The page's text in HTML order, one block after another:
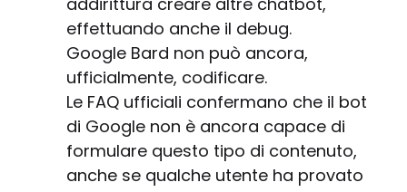
effettuando anche il debug.
Google Bard non può ancora,
ufficialmente, codificare.
Le FAQ ufficiali confermano che il bot
di Google non è ancora capace di
formulare questo tipo di contenuto,
anche se qualche utente ha provato